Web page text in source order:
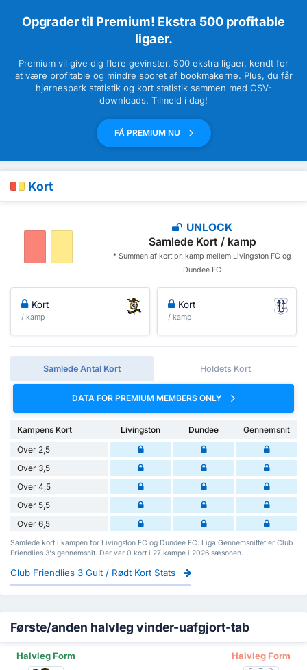
Opgrader til Premium! Ekstra 500 profitable
ligaer.
Premium vil give dig flere gevinster. 500 ekstra ligaer, kendt for
at være profitable og mindre sporet af bookmakerne. Plus, du får
hjørnespark statistik og kort statistik sammen med CSV-
downloads. Tilmeld i dag!
FÅ PREMIUM NU
Kort
UNLOCK
Samlede Kort / kamp
* Summen af ​​kort pr. kamp mellem Livingston FC og
Dundee FC
Kort
/ kamp
Kort
/ kamp
Samlede Antal Kort Holdets Kort
DATA FOR PREMIUM MEMBERS ONLY
Kampens Kort Livingston Dundee
Gennemsnit
Over 2,5
Over 3,5
Over 4,5
Over 5,5
Over 6,5
Samlede kort i kampen for Livingston FC og Dundee FC. Liga Gennemsnittet er Club
Friendlies 3's gennemsnit. Der var 0 kort i 27 kampe i 2026 sæsonen.
Club Friendlies 3 Gult / Rødt Kort Stats
Første/anden halvleg vinder-uafgjort-tab
Halvleg Form Halvleg Form